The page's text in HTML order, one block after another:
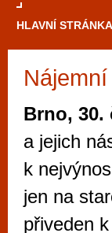
HLAVNÍ STRÁNKA
Brno, 30.
a jejich
k
jen na
přiveden
Mimo jiné